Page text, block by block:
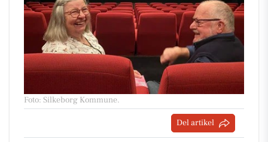
Foto: Silkeborg Kommune.
Del artikel